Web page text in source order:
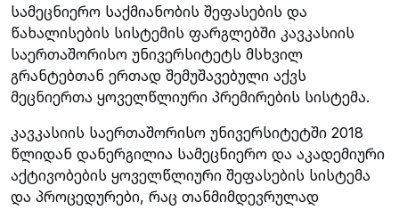
სამეცნიერო საქმიანობის შეფასების და
წახალისების სისტემის ფარგლებში კავკასიის
საერთაშორისო უნივერსიტეტს მსხვილ
გრანტებთან ერთად შემუშავებული აქვს
მეცნიერთა ყოველწლიური პრემირების სისტემა.
კავკასიის საერთაშორისო უნივერსიტეტში 2018
წლიდან დანერგილია სამეცნიერო და აკადემიური
აქტივობების ყოველწლიური შეფასების სისტემა
და პროცედურები, რაც თანმიმდევრულად